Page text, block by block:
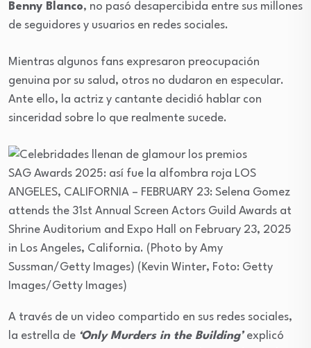
Benny Blanco, no pasó desapercibida entre sus millones
de seguidores y usuarios en redes sociales.
Mientras algunos fans expresaron preocupación
genuina por su salud, otros no dudaron en especular.
Ante ello, la actriz y cantante decidió hablar con
sinceridad sobre lo que realmente sucede.
SAG Awards 2025: así fue la alfombra roja LOS
ANGELES, CALIFORNIA – FEBRUARY 23: Selena Gomez
attends the 31st Annual Screen Actors Guild Awards at
Shrine Auditorium and Expo Hall on February 23, 2025
in Los Angeles, California. (Photo by Amy
Sussman/Getty Images) (Kevin Winter, Foto: Getty
Images/Getty Images)
A través de un video compartido en sus redes sociales,
la estrella de ‘Only Murders in the Building’ explicó